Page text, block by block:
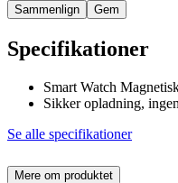
Sammenlign Gem
Specifikationer
Smart Watch
Sikker opladning,
Se alle specifikationer
Mere om produktet